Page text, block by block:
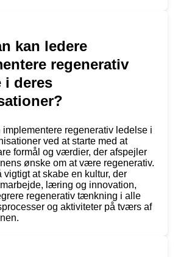
kan ledere
regenerativ
i deres
implementere regenerativ ledelse i
ved at starte med at
formål og værdier, der afspejler
ønske om at være regenerativ.
vigtigt at skabe en kultur, der
læring og innovation,
regenerativ tænkning i alle
og aktiviteter på tværs af